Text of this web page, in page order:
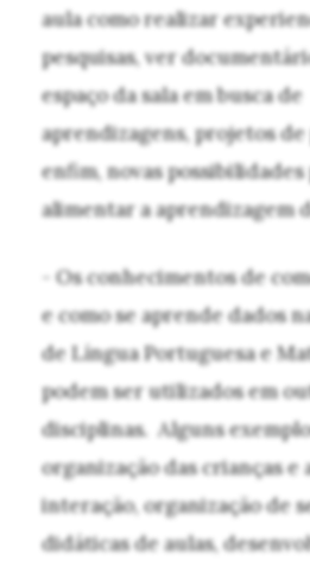
aula como realizar
pesquisas, ver
espaço da sala em busca de
aprendizagens, projetos de
enfim, novas possibilidades
alimentar a aprendizagem
- Os conhecimentos de
e como se aprende dados
de Língua Portuguesa e
podem ser utilizados em
disciplinas. Alguns
organização das crianças e
interação, organização de
didáticas de aulas,